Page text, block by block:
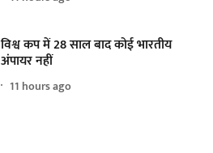
विश्व कप में 28 साल बाद कोई भारतीय
अंपायर नहीं
11 hours ago